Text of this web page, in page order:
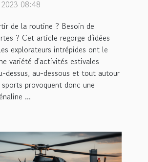
08:48
de la routine ? Besoin de
? Cet article regorge d'idées
explorateurs intrépides ont le
variété d'activités estivales
dessus, au-dessous et tout autour
provoquent donc une
...